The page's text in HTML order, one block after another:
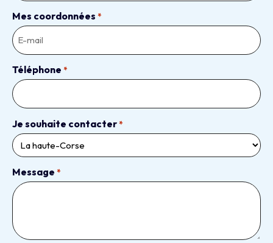
Mes coordonnées *
Téléphone *
Je souhaite contacter *
Message *